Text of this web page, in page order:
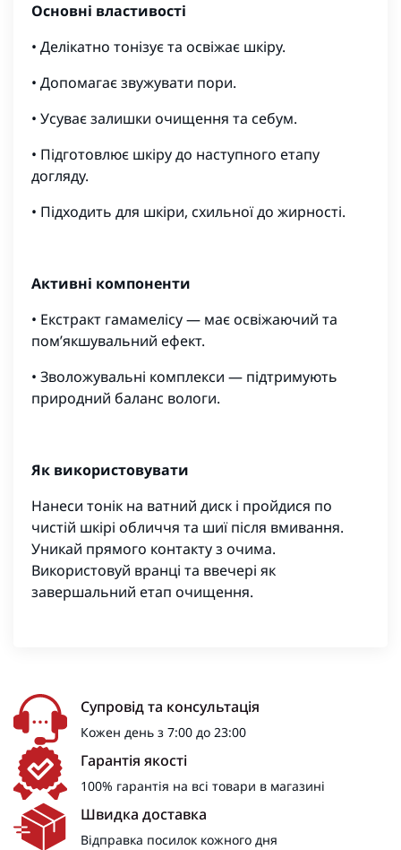
Основні властивості
• Делiкатно тонізує та освіжає шкіру.
• Допомагає звужувати пори.
• Усуває залишки очищення та себум.
• Підготовлює шкіру до наступного етапу
догляду.
• Підходить для шкіри, схильної до жирності.
Активні компоненти
• Екстракт гамамелісу — має освіжаючий та
пом’якшувальний ефект.
• Зволожувальні комплекси — підтримують
природний баланс вологи.
Як використовувати
Нанеси тонік на ватний диск і пройдися по
чистій шкірі обличчя та шиї після вмивання.
Уникай прямого контакту з очима.
Використовуй вранці та ввечері як
завершальний етап очищення.
Супровід та консультація
Кожен день з 7:00 до 23:00
Гарантія якості
100% гарантія на всі товари в магазині
Швидка доставка
Відправка посилок кожного дня